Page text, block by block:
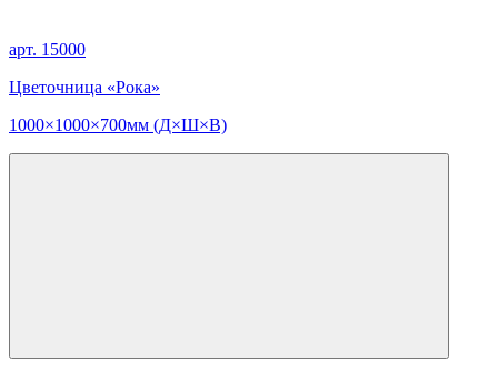
арт. 15000
Цветочница «Рока»
1000×1000×700мм (Д×Ш×В)